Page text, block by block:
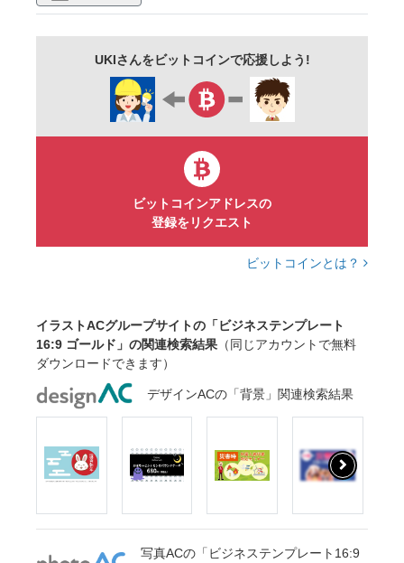
かっこいい クール 壁紙 会社
パワーポイント 16:9 シンプル
透明感 背景素材
UKIさんをビットコインで応援しよう!
ビットコインアドレスの
登録をリクエスト
ビットコインとは？
イラストACグループサイトの「ビジネステンプレート
16:9 ゴールド」の関連検索結果 （同じアカウントで無料
ダウンロードできます）
デザインACの「背景」関連検索結果
写真ACの「ビジネステンプレート16:9